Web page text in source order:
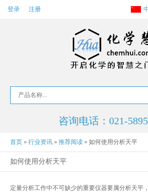
登录 注册
咨询电话：021-
首页 » 行业资讯 » 推荐阅读 » 如何使用分析天平
如何使用分析天平
定量分析工作中不可缺少的重要仪器要属分析天平